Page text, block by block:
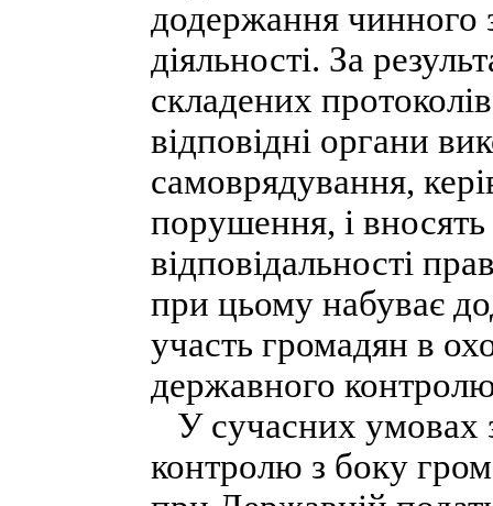
додержання чинного
діяльності. За
складених
відповідні органи
самоврядування,
порушення, і
відповідальності
при цьому набуває
участь громадян в
державного
У сучасних умовах
контролю з боку